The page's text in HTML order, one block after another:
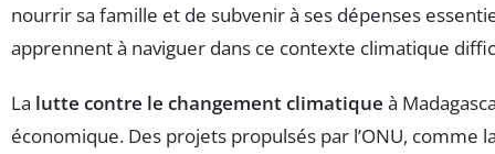
nourrir sa famille et de subvenir à ses dépenses
apprennent à naviguer dans ce contexte climatique
La lutte contre le changement climatique à
économique. Des projets propulsés par l’ONU,